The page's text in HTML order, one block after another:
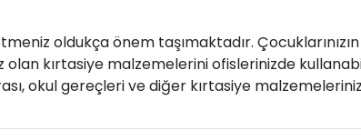
oldukça önem taşımaktadır.
kırtasiye malzemelerini ofislerinizde
okul gereçleri ve diğer kırtasiye